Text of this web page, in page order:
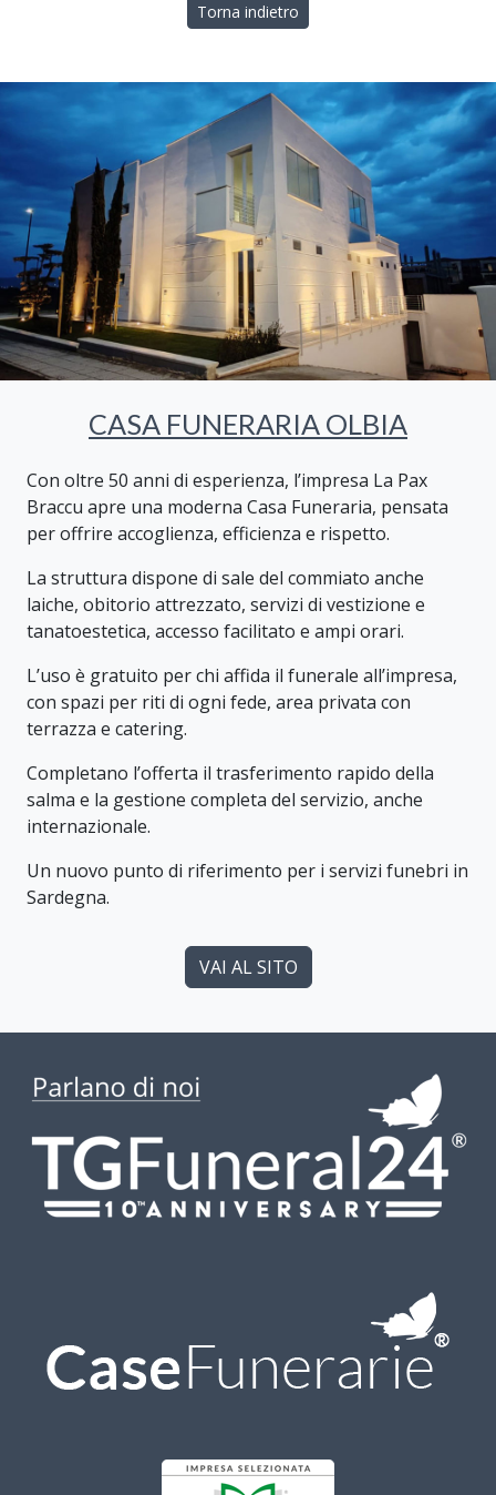
Torna indietro
CASA FUNERARIA OLBIA
Con oltre 50 anni di esperienza, l’impresa La Pax
Braccu apre una moderna Casa Funeraria, pensata
per offrire accoglienza, efficienza e rispetto.
La struttura dispone di sale del commiato anche
laiche, obitorio attrezzato, servizi di vestizione e
tanatoestetica, accesso facilitato e ampi orari.
L’uso è gratuito per chi affida il funerale all’impresa,
con spazi per riti di ogni fede, area privata con
terrazza e catering.
Completano l’offerta il trasferimento rapido della
salma e la gestione completa del servizio, anche
internazionale.
Un nuovo punto di riferimento per i servizi funebri in
Sardegna.
VAI AL SITO